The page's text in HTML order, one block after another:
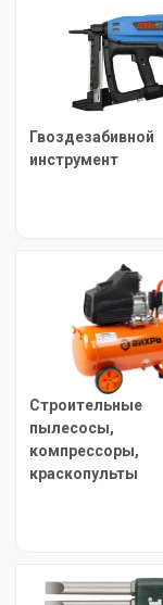
Гвоздезабивной
инструмент
Строительные
пылесосы,
компрессоры,
краскопульты